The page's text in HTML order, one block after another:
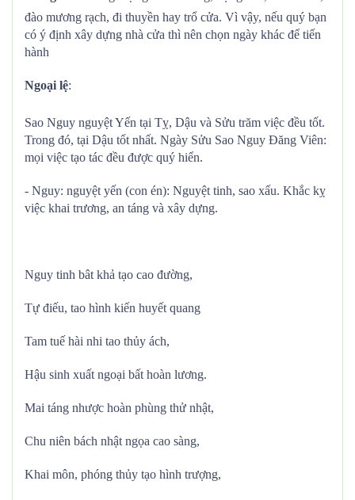
đào mương rạch, đi thuyền hay trổ cửa. Vì vậy, nếu quý bạn
có ý định xây dựng nhà cửa thì nên chọn ngày khác để tiến
hành
Ngoại lệ:
Sao Nguy nguyệt Yến tại Tỵ, Dậu và Sửu trăm việc đều tốt.
Trong đó, tại Dậu tốt nhất. Ngày Sửu Sao Nguy Đăng Viên:
mọi việc tạo tác đều được quý hiển.
- Nguy: nguyệt yến (con én): Nguyệt tinh, sao xấu. Khắc kỵ
việc khai trương, an táng và xây dựng.
Nguy tinh bât khả tạo cao đường,
Tự điếu, tao hình kiến huyết quang
Tam tuế hài nhi tao thủy ách,
Hậu sinh xuất ngoại bất hoàn lương.
Mai táng nhược hoàn phùng thử nhật,
Chu niên bách nhật ngọa cao sàng,
Khai môn, phóng thủy tạo hình trượng,